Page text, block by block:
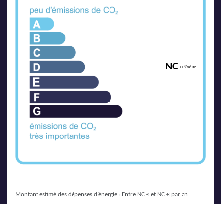
NC CO²/m².an
Montant estimé des dépenses d’énergie : Entre NC € et NC € par an